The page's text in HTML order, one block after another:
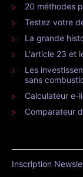
20 méthodes
Testez votre
La grande
L'article 23 et
Les
sans
Calculateur e-
Comparateur
Inscription